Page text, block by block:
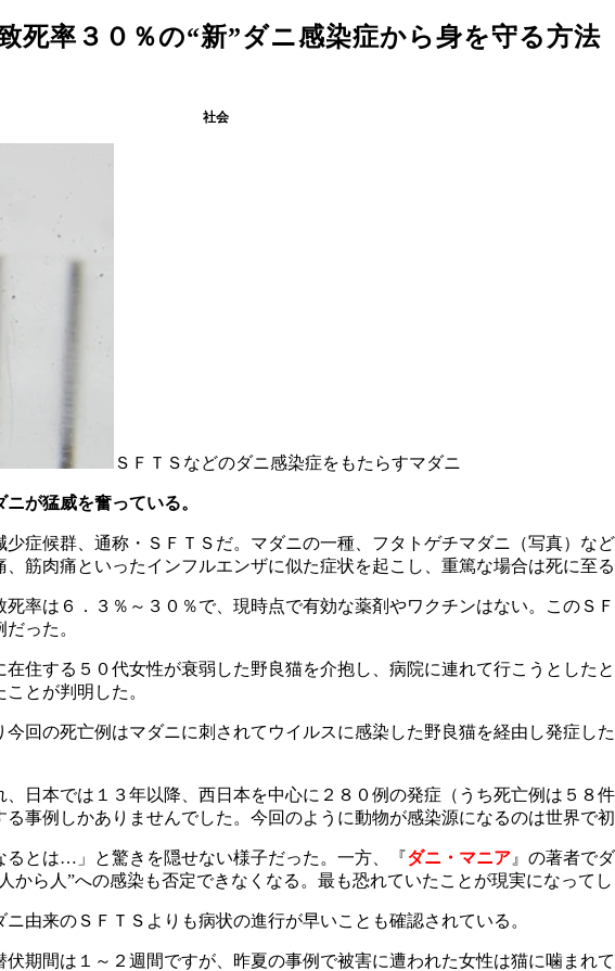
死率３０％の“新”ダニ感染症から身を守る方法
社会
ＳＦＴＳなどのダニ感染症をもたらすマダニ
が猛威を奮っている。
症候群、通称・ＳＦＴＳだ。マダニの一種、フタトゲチマダニ（写真）な
筋肉痛といったインフルエンザに似た症状を起こし、重篤な場合は死に至る
率は６．３％～３０％で、現時点で有効な薬剤やワクチンはない。このＳ
った。
住する５０代女性が衰弱した野良猫を介抱し、病院に連れて行こうとした
とが判明した。
回の死亡例はマダニに刺されてウイルスに感染した野良猫を経由し発症し
、日本では１３年以降、西日本を中心に２８０例の発症（うち死亡例は５
事例しかありませんでした。今回のように動物が感染源になるのは世界で初
とは…」と驚きを隠せない様子だった。一方、『ダニ・マニア 』の著者で
から人”への感染も否定できなくなる。最も恐れていたことが現実になってし
由来のＳＦＴＳよりも病状の進行が早いことも確認されている。
伏期間は１～２週間ですが、昨夏の事例で被害に遭われた女性は猫に噛まれ